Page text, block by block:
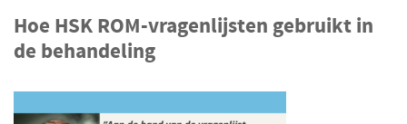
Hoe HSK ROM-vragenlijsten gebruikt in
de behandeling